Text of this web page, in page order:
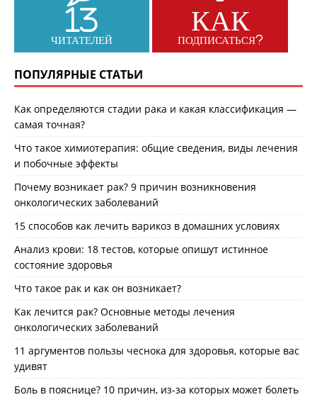
13
ЧИТАТЕЛЕЙ
КАК
ПОДПИСАТЬСЯ?
ПОПУЛЯРНЫЕ СТАТЬИ
Как определяются стадии рака и какая классификация —
самая точная?
Что такое химиотерапия: общие сведения, виды лечения
и побочные эффекты
Почему возникает рак? 9 причин возникновения
онкологических заболеваний
15 способов как лечить варикоз в домашних условиях
Анализ крови: 18 тестов, которые опишут истинное
состояние здоровья
Что такое рак и как он возникает?
Как лечится рак? Основные методы лечения
онкологических заболеваний
11 аргументов пользы чеснока для здоровья, которые вас
удивят
Боль в пояснице? 10 причин, из-за которых может болеть